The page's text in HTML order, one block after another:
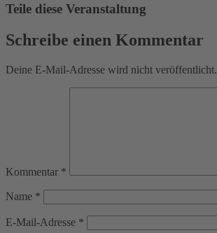
Teile diese Veranstaltung
Schreibe einen Kommentar
Deine E-Mail-Adresse wird nicht veröffentlicht.
Kommentar *
Name *
E-Mail-Adresse *